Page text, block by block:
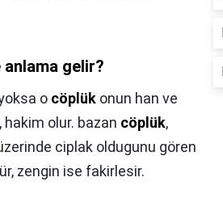
anlama gelir?
o cöplük onun han ve
olur. bazan cöplük,
ciplak oldugunu gören
zengin ise fakirlesir.